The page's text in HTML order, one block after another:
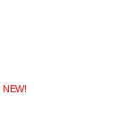
NEW!